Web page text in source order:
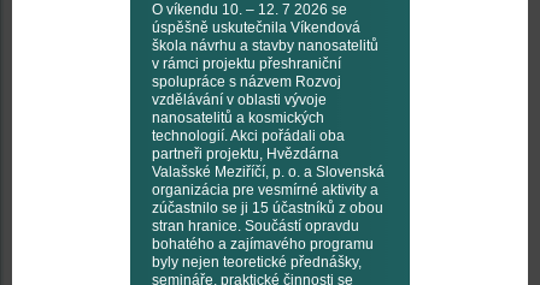
O víkendu 10. – 12. 7 2026 se
úspěšně uskutečnila Víkendová
škola návrhu a stavby nanosatelitů
v rámci projektu přeshraniční
spolupráce s názvem Rozvoj
vzdělávání v oblasti vývoje
nanosatelitů a kosmických
technologií. Akci pořádali oba
partneři projektu, Hvězdárna
Valašské Meziříčí, p. o. a Slovenská
organizácia pre vesmírné aktivity a
zúčastnilo se ji 15 účastníků z obou
stran hranice. Součástí opravdu
bohatého a zajímavého programu
byly nejen teoretické přednášky,
semináře, praktické činnosti se